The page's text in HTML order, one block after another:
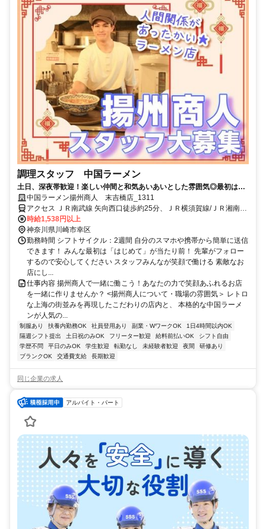
調理スタッフ 中国ラーメン
土日、深夜帯歓迎！楽しい仲間と和気あいあいとした雰囲気◎最初は簡
単な仕込みからスタート！
中国ラーメン揚州商人 末吉橋店_1311
アクセス ＪＲ南武線 矢向西口徒歩約25分、ＪＲ横須賀線/ＪＲ湘南新
宿ライン 新川崎徒歩約27分、ＪＲ南武線 尻手徒歩約28分 南武線(川
崎－立川) 矢向駅 車 2分
時給1,538円以上
神奈川県川崎市幸区
勤務時間 シフトサイクル：2週間 自分のスマホや携帯から簡単に送信
できます！ みんな最初は「はじめて」が当たり前！ 先輩がフォロー
するので安心してください スタッフみんなが笑顔で働ける 素敵なお
店にし...
仕事内容 揚州商人で一緒に働こう！あなたの力で笑顔あふれるお店
を一緒に作りませんか？ <揚州商人について・職場の雰囲気＞ レトロ
な上海の街並みを再現したこだわりの店内と、 本格的な中国ラーメ
ンが人気の...
制服あり 扶養内勤務OK 社員登用あり 副業・WワークOK
1日4時間以内OK
隔週シフト提出
土日祝のみOK フリーター歓迎 給料前払いOK
シフト自由
学歴不問
平日のみOK 学生歓迎 転勤なし 未経験者歓迎 夜間
研修あり
ブランクOK
交通費支給 長期歓迎
同じ企業の求人
アルバイト・パート